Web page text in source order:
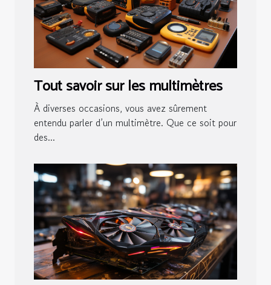
Tout savoir sur les multimètres
À diverses occasions, vous avez sûrement
entendu parler d’un multimètre. Que ce soit pour
des...